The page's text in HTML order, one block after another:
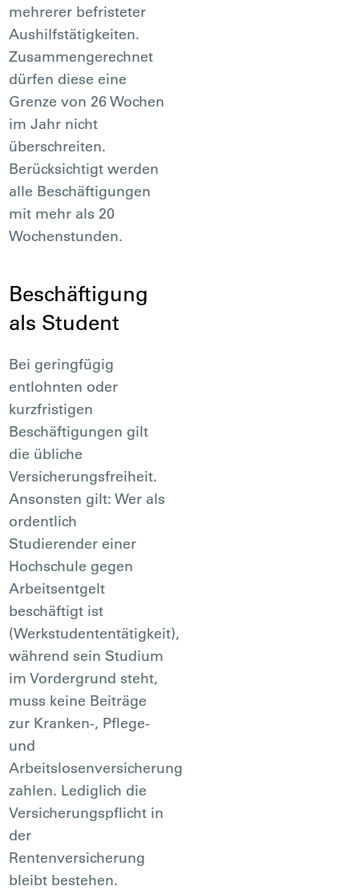
mehrerer befristeter
Aushilfstätigkeiten.
Zusammengerechnet
dürfen diese eine
Grenze von 26 Wochen
im Jahr nicht
überschreiten.
Berücksichtigt werden
alle Beschäftigungen
mit mehr als 20
Wochenstunden.
Beschäftigung
als Student
Bei geringfügig
entlohnten oder
kurzfristigen
Beschäftigungen gilt
die übliche
Versicherungsfreiheit.
Ansonsten gilt: Wer als
ordentlich
Studierender einer
Hochschule gegen
Arbeitsentgelt
beschäftigt ist
(Werkstudententätigkeit),
während sein Studium
im Vordergrund steht,
muss keine Beiträge
zur Kranken-, Pflege-
und
Arbeitslosenversicherung
zahlen. Lediglich die
Versicherungspflicht in
der
Rentenversicherung
bleibt bestehen.